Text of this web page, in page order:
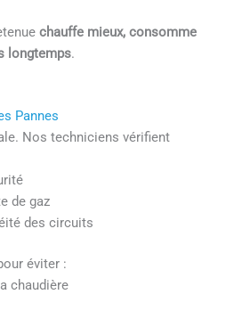
chauffe mieux, consomme
longtemps.
Pannes
Nos techniciens vérifient
de gaz
des circuits
éviter :
chaudière